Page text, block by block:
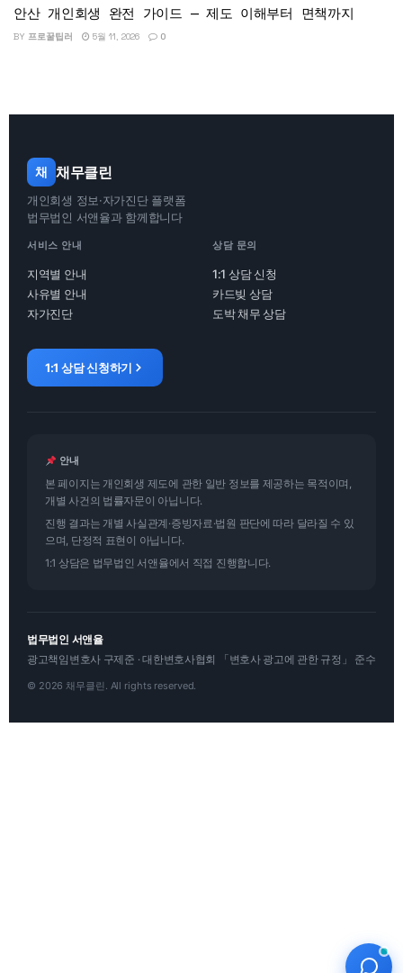
안산 개인회생 완전 가이드 — 제도 이해부터 면책까지
BY 프로꿀팁러 5월 11, 2026 0
채 채무클린
개인회생 정보·자가진단 플랫폼
법무법인 서앤율과 함께합니다
서비스 안내
지역별 안내
사유별 안내
자가진단
상담 문의
1:1 상담 신청
카드빚 상담
도박 채무 상담
1:1 상담 신청하기
안내
본 페이지는 개인회생 제도에 관한 일반 정보를 제공하는 목적이며,
개별 사건의 법률자문이 아닙니다.
진행 결과는 개별 사실관계·증빙자료·법원 판단에 따라 달라질 수 있
으며, 단정적 표현이 아닙니다.
1:1 상담은 법무법인 서앤율에서 직접 진행합니다.
법무법인 서앤율
광고책임변호사 구제준 · 대한변호사협회 「변호사 광고에 관한 규정」 준수
© 2026 채무클린. All rights reserved.